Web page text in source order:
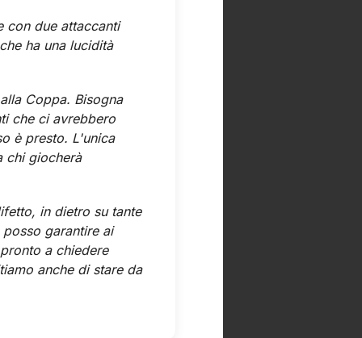
con due attaccanti
ha una lucidità
Coppa. Bisogna
che ci avrebbero
è presto. L'unica
chi giocherà
in dietro su tante
garantire ai
a chiedere
anche di stare da